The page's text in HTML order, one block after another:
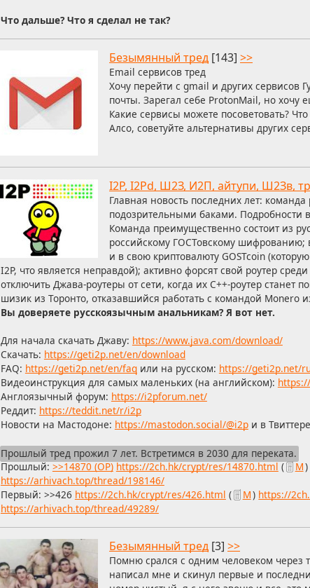
Что дальше? Что я сделал не так?
Безымянный тред [143] >>
Email сервисов тред
Хочу перейти с gmail и других сервисов
почты. Зарегал себе ProtonMail, но хочу
Какие сервисы можете посоветовать?
Алсо, советуйте альтернативы других
I2P, I2Pd, Ш2З, И2П, айтупи, Ш2Зв,
Главная новость последних лет:
подозрительными баками. Подробности
Команда преимущественно состоит из
российскому ГОСТовскому шифрованию;
и в свою криптовалюту GOSTcoin
I2P, что является неправдой); активно форсят свой роутер
отключить Джава-роутеры от сети, когда их C++-роутер станет
шизик из Торонто, отказавшийся работать с командой Monero
Вы доверяете русскоязычным анальникам? Я вот нет.
Для начала скачать Джаву: https://www.java.com/download/
Скачать: https://geti2p.net/en/download
FAQ: https://geti2p.net/en/faqили на русском: https://geti2p.net/
Видеоинструкция для самых маленьких (на английском):
Англоязычный форум: https://i2pforum.net/
Реддит: https://teddit.net/r/i2p
Новости на Мастодоне: https://mastodon.social/@i2pи в
Прошлый тред прожил 7 лет. Встретимся в 2030 для переката.
Прошлый: >>14870 (OP) https://2ch.hk/crypt/res/14870.html ( М)
https://arhivach.top/thread/198146/
Первый: >>426 https://2ch.hk/crypt/res/426.html ( М) https://
https://arhivach.top/thread/49289/
Безымянный тред [3] >>
Помню срался с одним человеком через
написал мне и скинул первые и